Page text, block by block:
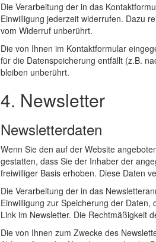
Die Verarbeitung der in das
Einwilligung jederzeit widerrufen. Dazu
vom Widerruf unberührt.
Die von Ihnen im Kontaktformular
für die Datenspeicherung entfällt (z.B.
bleiben unberührt.
4. Newsletter
Newsletterdaten
Wenn Sie den auf der Website
gestatten, dass Sie der Inhaber der
freiwilliger Basis erhoben. Diese Daten
Die Verarbeitung der in das
Einwilligung zur Speicherung der Daten,
Link im Newsletter. Die Rechtmäßigkeit
Die von Ihnen zum Zwecke des